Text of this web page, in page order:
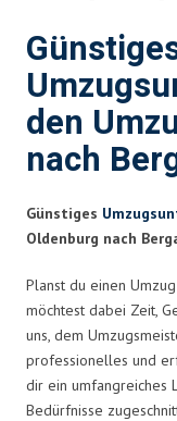
den
nach
Günstiges
Oldenburg nach
Planst du einen
möchtest dabei Zeit,
uns, dem
professionelles und
dir ein umfangreiches
Bedürfnisse